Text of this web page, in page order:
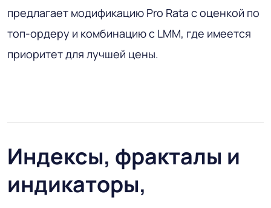
предлагает модификацию Pro Rata с оценкой по
топ-ордеру и комбинацию с LMM, где имеется
приоритет для лучшей цены.
Индексы, фракталы и
индикаторы,